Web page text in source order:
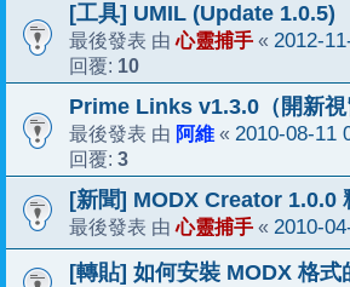
[工具] UMIL (Update 1.0.5)
最後發表 由心靈捕手 « 2012-
回覆: 10
Prime Links v1.3.0（開新視
最後發表 由 阿維 « 2010-08-11
回覆: 3
[新聞] MODX Creator 1.0.0
最後發表 由心靈捕手 « 2010-
[轉貼] 如何安裝 MODX 格式